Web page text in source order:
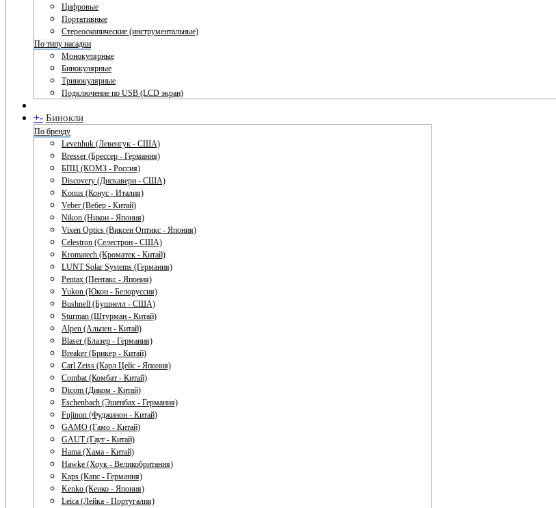
Цифровые
Портативные
Стереоскопические (инструментальные)
По типу насадки
Монокулярные
Бинокулярные
Тринокулярные
Подключение по USB (LCD экран)
+- Бинокли
По бренду
Levenhuk (Левенгук - США)
Bresser (Брессер - Германия)
БПЦ (КОМЗ - Россия)
Discovery (Дискавери - США)
Konus (Конус - Италия)
Veber (Вебер - Китай)
Nikon (Никон - Япония)
Vixen Optics (Виксен Оптикс - Япония)
Celestron (Селестрон - США)
Kromatech (Кроматек - Китай)
LUNT Solar Systems (Германия)
Pentax (Пентакс - Япония)
Yukon (Юкон - Белоруссия)
Bushnell (Бушнелл - США)
Sturman (Штурман - Китай)
Alpen (Альпен - Китай)
Blaser (Блазер - Германия)
Breaker (Брикер - Китай)
Carl Zeiss (Карл Цейс - Япония)
Combat (Комбат - Китай)
Dicom (Диком - Китай)
Eschenbach (Эшенбах - Германия)
Fujinon (Фуджинон - Китай)
GAMO (Гамо - Китай)
GAUT (Гаут - Китай)
Hama (Хама - Китай)
Hawke (Хоук - Великобритания)
Kaps (Капс - Германия)
Kenko (Кенко - Япония)
Leica (Лейка - Португалия)